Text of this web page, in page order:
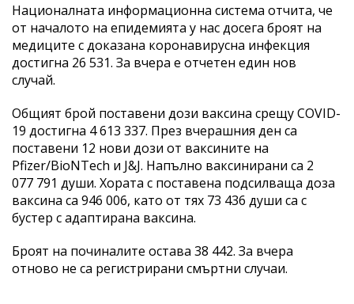
Националната информационна система отчита, че
от началото на епидемията у нас досега броят на
медиците с доказана коронавирусна инфекция
достигна 26 531. За вчера е отчетен един нов
случай.
Общият брой поставени дози ваксина срещу COVID-
19 достигна 4 613 337. През вчерашния ден са
поставени 12 нови дози от ваксините на
Pfizer/BioNTech и J&J. Напълно ваксинирани са 2
077 791 души. Хората с поставена подсилваща доза
ваксина са 946 006, като от тях 73 436 души са с
бустер с адаптирана ваксина.
Броят на починалите остава 38 442. За вчера
отново не са регистрирани смъртни случаи.